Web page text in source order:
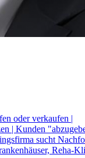
oder verkaufen |
| Kunden
sucht
Reha-